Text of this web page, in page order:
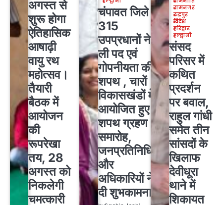
अगस्त से
शुरू होगा
ऐतिहासिक
आषाढ़ी
वायु रथ
महोत्सव।
तैयारी
बैठक में
आयोजन
की
रूपरेखा
तय, 28
अगस्त को
निकलेगी
चमत्कारी
चंपावत जिले के
315
उपप्रधानों ने
ली पद एवं
गोपनीयता की
शपथ , चारों
विकासखंडों में
आयोजित हुए
शपथ ग्रहण
समारोह,
जनप्रतिनिधियों
और
अधिकारियों ने
दी शुभकामनाएं
रामनगर
रुद्रपुर
विदेश
हरिद्वार
हल्द्वानी
संसद
परिसर में
कथित
प्रदर्शन
पर बवाल,
राहुल गांधी
समेत तीन
सांसदों के
खिलाफ
देवीधूरा
थाने में
शिकायत